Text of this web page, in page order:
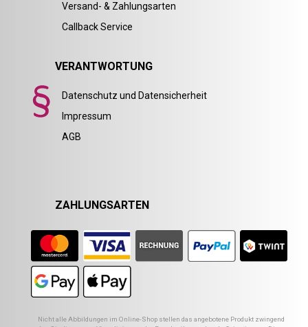
Versand- & Zahlungsarten
Callback Service
VERANTWORTUNG
Datenschutz und Datensicherheit
Impressum
AGB
ZAHLUNGSARTEN
Nicht alle Abbildungen im Online-Shop stellen das angebotene Produkt zwingend